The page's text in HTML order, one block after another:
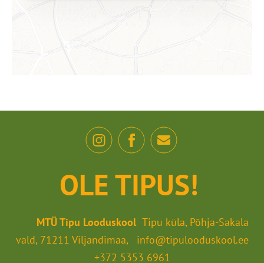
OLE TIPUS!
MTÜ Tipu Looduskool Tipu küla, Põhja-Sakala
vald, 71211 Viljandimaa, info@tipulooduskool.ee
+372 5353 6961